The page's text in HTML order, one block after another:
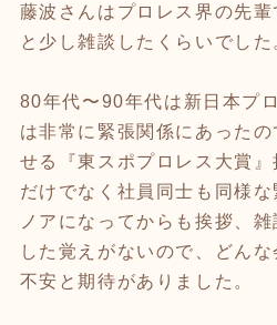
藤波さんはプロレス界の先
と少し雑談したくらいでした
80年代〜90年代は新日本プ
は非常に緊張関係にあった
せる『東スポプロレス大賞
だけでなく社員同士も同様な
ノアになってからも挨拶、
した覚えがないので、どん
不安と期待がありました。